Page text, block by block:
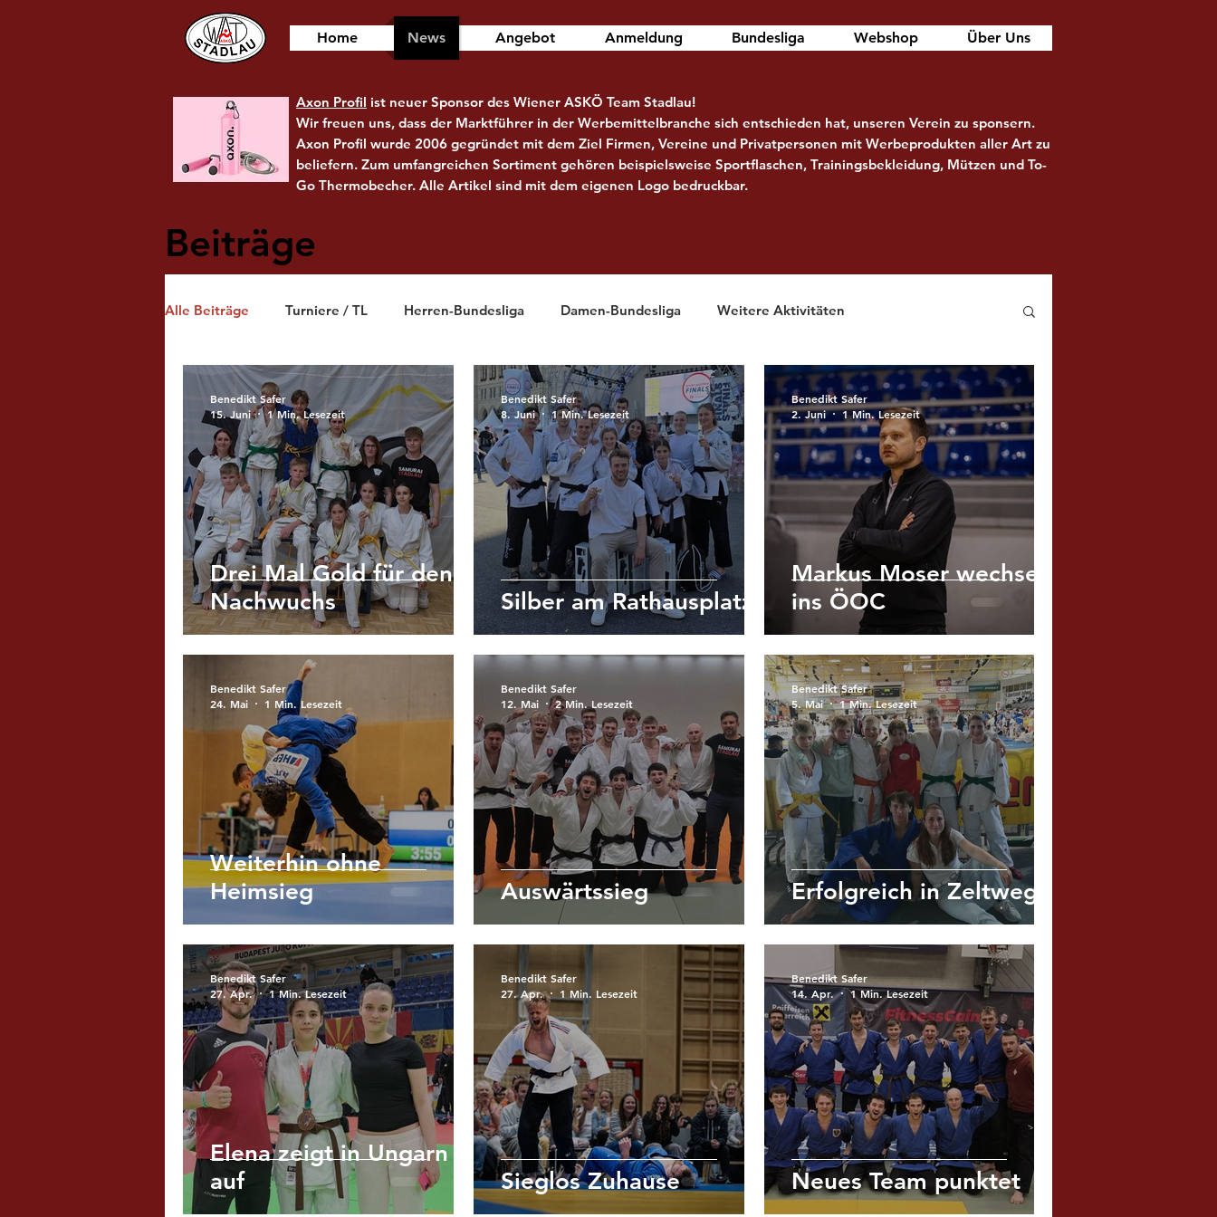
Home News Angebot Anmeldung Bundesliga Webshop Über Uns
Axon Profil ist neuer Sponsor des Wiener ASKÖ Team Stadlau!
Wir freuen uns, dass der Marktführer in der Werbemittelbranche sich entschieden hat, unseren Verein zu sponsern.
Axon Profil wurde 2006 gegründet mit dem Ziel Firmen, Vereine und Privatpersonen mit Werbeprodukten aller Art zu
beliefern. Zum umfangreichen Sortiment gehören beispielsweise Sportflaschen, Trainingsbekleidung, Mützen und To-
Go Thermobecher. Alle Artikel sind mit dem eigenen Logo bedruckbar.
Beiträge
Alle Beiträge Turniere / TL Herren-Bundesliga Damen-Bundesliga Weitere Aktivitäten
Drei Mal Gold für den
Nachwuchs
Benedikt Safer
15. Juni
1 Min. Lesezeit
Silber am Rathausplatz
Benedikt Safer
8. Juni
1 Min. Lesezeit
Markus Moser wechselt
ins ÖOC
Benedikt Safer
2. Juni
1 Min. Lesezeit
Weiterhin ohne
Heimsieg
Benedikt Safer
24. Mai
1 Min. Lesezeit
Auswärtssieg
Benedikt Safer
12. Mai
2 Min. Lesezeit
Erfolgreich in Zeltweg
Benedikt Safer
5. Mai
1 Min. Lesezeit
Elena zeigt in Ungarn
auf
Benedikt Safer
27. Apr.
1 Min. Lesezeit
Sieglos Zuhause
Benedikt Safer
27. Apr.
1 Min. Lesezeit
Neues Team punktet
Benedikt Safer
14. Apr.
1 Min. Lesezeit